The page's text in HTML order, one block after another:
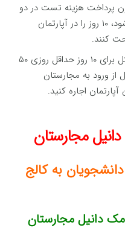
پرداخت هزینه تست در دو
کنند.
به خاطر داشته باشید هزینه هتل برای ۱۰ روز حداقل روزی ۵۰
از ورود به مجارستان
اجاره کنید.
مجارستان‌
به کالج
دانیل مجارستان